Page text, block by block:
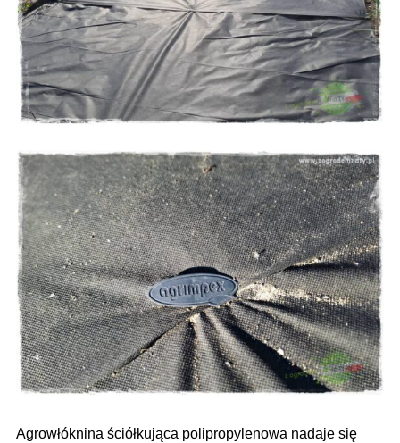
Agrowłóknina ściółkująca polipropylenowa nadaje się